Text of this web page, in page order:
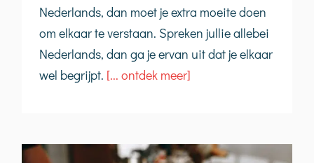
Nederlands, dan moet je extra moeite doen
om elkaar te verstaan. Spreken jullie allebei
Nederlands, dan ga je ervan uit dat je elkaar
wel begrijpt. [... ontdek meer]